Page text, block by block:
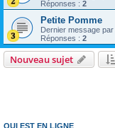
Réponses : 2
Petite Pomme
Dernier message par
Réponses : 2
Nouveau sujet
QUI EST EN LIGNE